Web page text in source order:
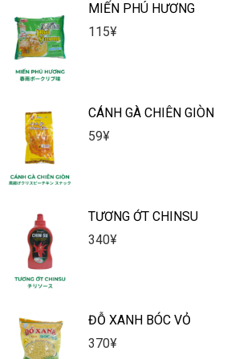
MIẾN PHÚ HƯƠNG
115¥
CÁNH GÀ CHIÊN GIÒN
59¥
TƯƠNG ỚT CHINSU
340¥
ĐỖ XANH BÓC VỎ
370¥